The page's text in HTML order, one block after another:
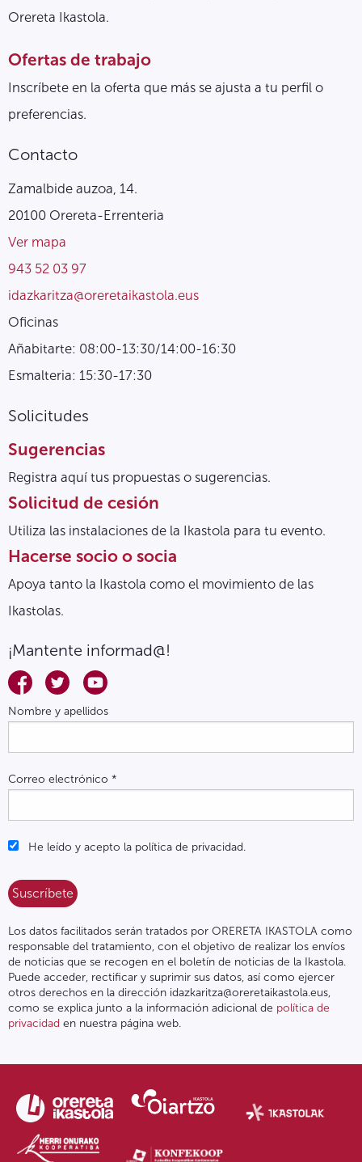
Orereta Ikastola.
Ofertas de trabajo
Inscríbete en la oferta que más se ajusta a tu perfil o
preferencias.
Contacto
Zamalbide auzoa, 14.
20100 Orereta-Errenteria
Ver mapa
943 52 03 97
idazkaritza@oreretaikastola.eus
Oficinas
Añabitarte: 08:00-13:30/14:00-16:30
Esmalteria: 15:30-17:30
Solicitudes
Sugerencias
Registra aquí tus propuestas o sugerencias.
Solicitud de cesión
Utiliza las instalaciones de la Ikastola para tu evento.
Hacerse socio o socia
Apoya tanto la Ikastola como el movimiento de las
Ikastolas.
¡Mantente informad@!
Nombre y apellidos
Correo electrónico *
He leído y acepto la política de privacidad.
Los datos facilitados serán tratados por ORERETA IKASTOLA como
responsable del tratamiento, con el objetivo de realizar los envíos
de noticias que se recogen en el boletín de noticias de la Ikastola.
Puede acceder, rectificar y suprimir sus datos, así como ejercer
otros derechos en la dirección idazkaritza@oreretaikastola.eus,
como se explica junto a la información adicional de política de
privacidad en nuestra página web.